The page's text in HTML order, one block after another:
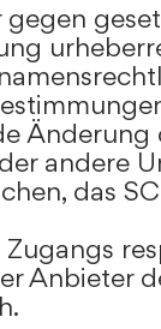
Änderung
andere
das
Anbieter